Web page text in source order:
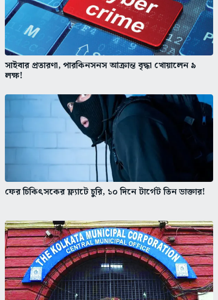
সাইবার প্রতারণা, পারকিনসনস আক্রান্ত বৃদ্ধা খোয়ালেন ৯
লক্ষ!
ফের চিকিৎসকের ফ্ল্যাটে চুরি, ১০ দিনে টার্গেট তিন ডাক্তার!